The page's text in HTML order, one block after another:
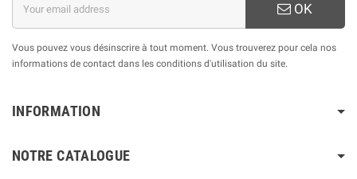
OK
Vous pouvez vous désinscrire à tout moment. Vous trouverez pour cela nos
informations de contact dans les conditions d'utilisation du site.
INFORMATION
NOTRE CATALOGUE